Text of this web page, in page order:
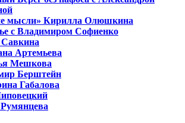
мысли» Кирилла Олюшкина
с Владимиром Софиенко
Артемьева
Мешкова
Берштейн
Габалова